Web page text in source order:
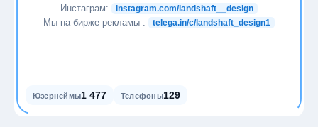
Инстаграм: instagram.com/landshaft__design
Мы на бирже рекламы : telega.in/c/landshaft_design1
Юзернеймы1 477 Телефоны129